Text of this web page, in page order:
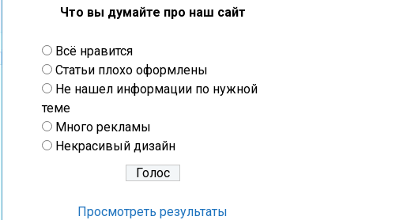
Что вы думайте про наш сайт
Всё нравится
Статьи плохо оформлены
Не нашел информации по нужной
теме
Много рекламы
Некрасивый дизайн
Просмотреть результаты